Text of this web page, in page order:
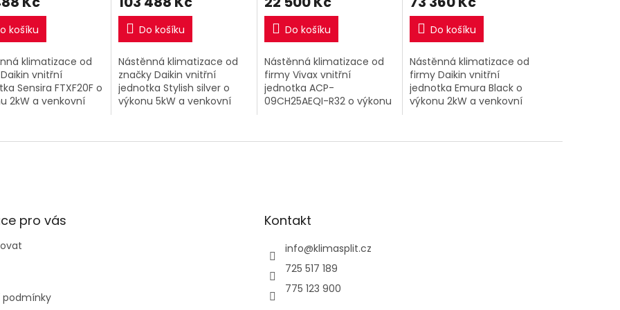
košíku
klimatizace od
vnitřní
Sensira FTXF20F o
2kW a venkovní
Do košíku
Nástěnná klimatizace od
značky Daikin vnitřní
jednotka Stylish silver o
výkonu 5kW a venkovní
Do košíku
Nástěnná klimatizace od
firmy Vivax vnitřní
jednotka ACP-
09CH25AEQI-R32 o výkonu
Do košíku
Nástěnná klimatizace od
firmy Daikin vnitřní
jednotka Emura Black o
výkonu 2kW a venkovní
pro vás Kontakt
info@klimasplit.cz
725 517 189
775 123 900